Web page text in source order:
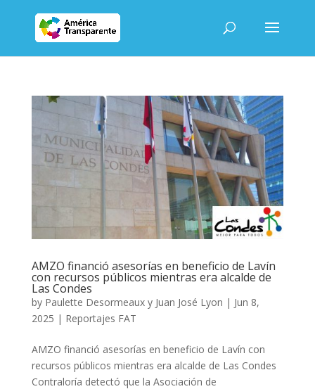
AMZO financió asesorías en beneficio de Lavín
con recursos públicos mientras era alcalde de
Las Condes
by Paulette Desormeaux y Juan José Lyon | Jun 8,
2025 | Reportajes FAT
AMZO financió asesorías en beneficio de Lavín con
recursos públicos mientras era alcalde de Las Condes
Contraloría detectó que la Asociación de